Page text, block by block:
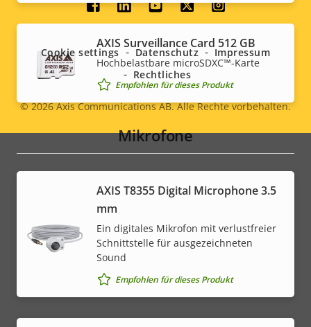
AXIS Surveillance Card 512 GB
Hochbelastbare microSDXC™-Karte
Empfohlen für dieses Produkt
Mikrofone
AXIS T8355 Digital Microphone 3.5
mm
Ein digitales Mikrofon mit verlustfreier
Schnittstelle für ausgezeichneten
Sound
Empfohlen für dieses Produkt
Social
menu
Legal
menu
© 2026Axis Communications AB. Alle Rechte vorbehalten.
Cookie settings Datenschutz
Impressum
Rechtliches